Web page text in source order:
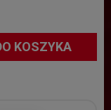
KOSZYKA